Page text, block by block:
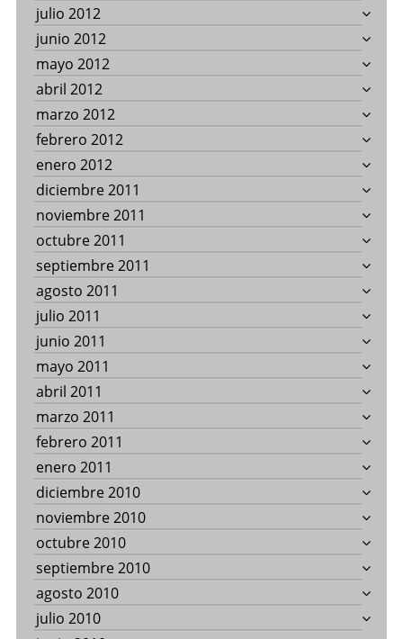
julio 2012
junio 2012
mayo 2012
abril 2012
marzo 2012
febrero 2012
enero 2012
diciembre 2011
noviembre 2011
octubre 2011
septiembre 2011
agosto 2011
julio 2011
junio 2011
mayo 2011
abril 2011
marzo 2011
febrero 2011
enero 2011
diciembre 2010
noviembre 2010
octubre 2010
septiembre 2010
agosto 2010
julio 2010